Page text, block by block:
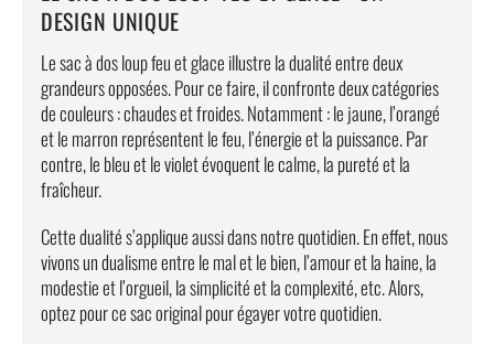
DESIGN UNIQUE
Le sac à dos loup feu et glace illustre la dualité entre deux
grandeurs opposées. Pour ce faire, il confronte deux catégories
de couleurs : chaudes et froides. Notamment : le jaune, l’orangé
et le marron représentent le feu, l’énergie et la puissance. Par
contre, le bleu et le violet évoquent le calme, la pureté et la
fraîcheur.
Cette dualité s’applique aussi dans notre quotidien. En effet, nous
vivons un dualisme entre le mal et le bien, l’amour et la haine, la
modestie et l’orgueil, la simplicité et la complexité, etc. Alors,
optez pour ce sac original pour égayer votre quotidien.